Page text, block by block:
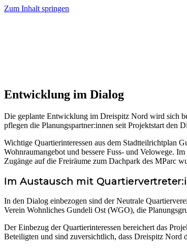
Zum Inhalt springen
Entwicklung im Dialog
Die geplante Entwicklung im Dreispitz Nord wird sich
pflegen die Planungspartner:innen seit Projektstart den
Wichtige Quartierinteressen aus dem Stadtteilrichtplan
Wohnraumangebot und bessere Fuss- und Velowege.
Zugänge auf die Freiräume zum Dachpark des MParc
Im Austausch mit
In den Dialog einbezogen sind der Neutrale
Verein Wohnliches Gundeli Ost (WGO), die
Der Einbezug der Quartierinteressen bereichert das
Beteiligten und sind zuversichtlich, dass Dreispitz
Projekt
Meilensteine
Dialog
FAQ
Kontakt
Medien